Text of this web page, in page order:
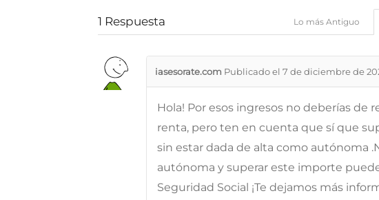
1 Respuesta Lo más Antiguo
iasesorate.com Publicado el 7 de diciembre de
Hola! Por esos ingresos no deberías de
renta, pero ten en cuenta que sí que
sin estar dada de alta como autónoma
autónoma y superar este importe
Seguridad Social ¡Te dejamos más